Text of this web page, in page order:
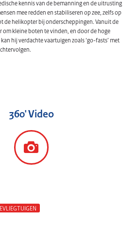
kennis van de bemanning en de uitrusting
mee redden en stabiliseren op zee, zelfs op
de helikopter bij onderscheppingen. Vanuit de
om kleine boten te vinden, en door de hoge
hij verdachte vaartuigen zoals ‘go-fasts’ met
360' Video